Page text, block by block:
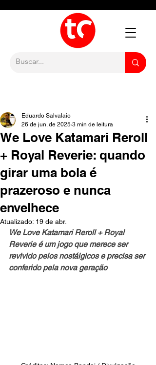
We Love Katamari Reroll
+ Royal Reverie: quando
girar uma bola é
prazeroso e nunca
envelhece
Eduardo Salvalaio
26 de jun. de 2025 3 min de leitura
Atualizado: 19 de abr.
We Love Katamari Reroll + Royal
Reverie é um jogo que merece ser
revivido pelos nostálgicos e precisa ser
conferido pela nova geração